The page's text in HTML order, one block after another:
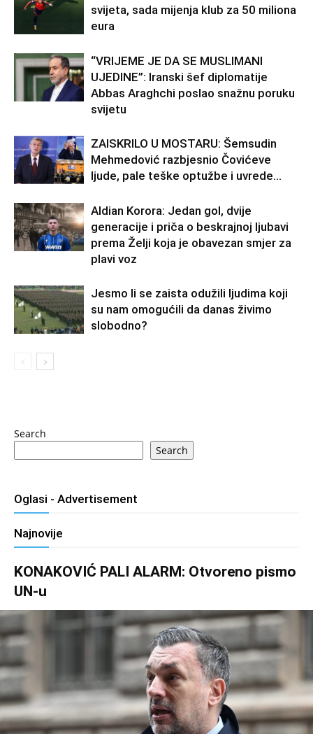
svijeta, sada mijenja klub za 50 miliona
eura
“VRIJEME JE DA SE MUSLIMANI
UJEDINE”: Iranski šef diplomatije
Abbas Araghchi poslao snažnu poruku
svijetu
ZAISKRILO U MOSTARU: Šemsudin
Mehmedović razbjesnio Čovićeve
ljude, pale teške optužbe i uvrede…
Aldian Korora: Jedan gol, dvije
generacije i priča o beskrajnoj ljubavi
prema Želji koja je obavezan smjer za
plavi voz
Jesmo li se zaista odužili ljudima koji
su nam omogućili da danas živimo
slobodno?
Search
Search
Oglasi - Advertisement
Najnovije
KONAKOVIĆ PALI ALARM: Otvoreno pismo
UN-u